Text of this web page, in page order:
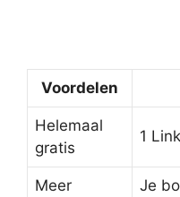
Voordelen
Helemaal
gratis
1
Meer
Je